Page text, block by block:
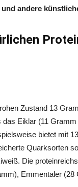
andere
Zustand 13
Eiklar (11
bietet mit
Quarksorten
Die
Emmentaler